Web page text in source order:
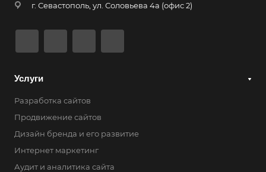
г. Севастополь, ул. Соловьева 4а (офис 2)
Услуги
Разработка сайтов
Продвижение сайтов
Дизайн бренда и его развитие
Интернет маркетинг
Аудит и аналитика сайта